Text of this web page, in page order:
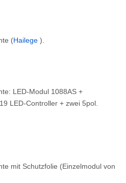
(Hailege ).
LED-Modul 1088AS +
LED-Controller + zwei 5pol.
mit Schutzfolie (Einzelmodul von